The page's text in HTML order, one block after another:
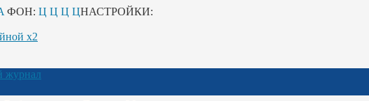
ФОН: Ц Ц Ц ЦНАСТРОЙКИ:
х2
журнал